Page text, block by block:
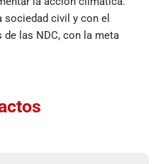
sociedad civil y con el
las NDC, con la meta